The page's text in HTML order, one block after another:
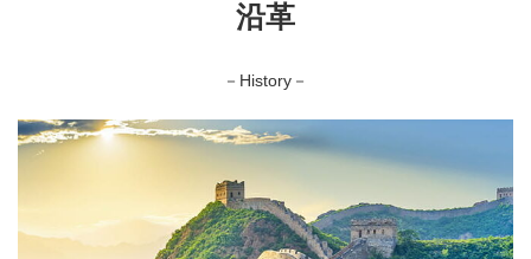
沿革
－History－